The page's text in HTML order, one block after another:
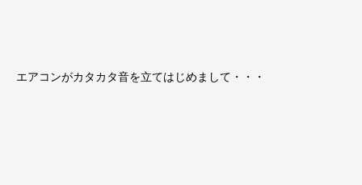
エアコンがカタカタ音を立てはじめまして・・・